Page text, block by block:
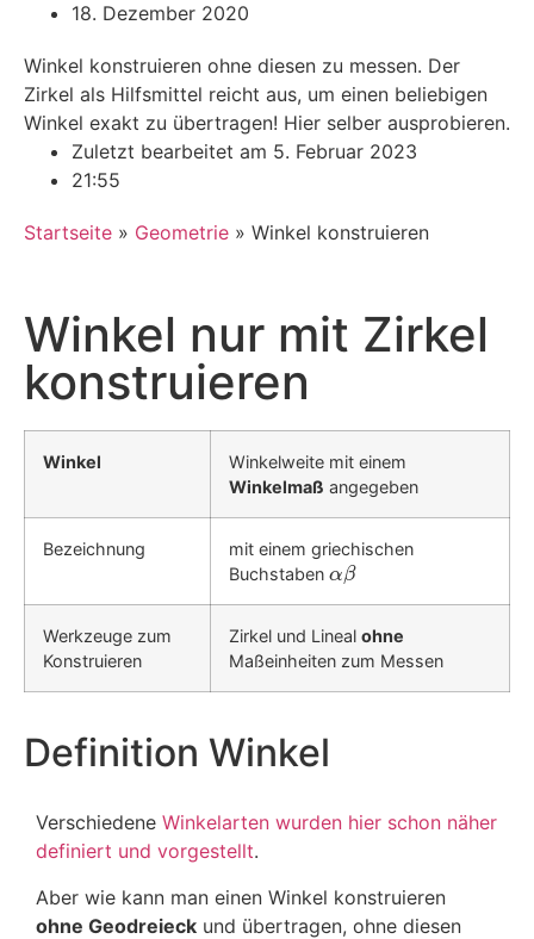
18. Dezember 2020
Winkel konstruieren ohne diesen zu messen. Der
Zirkel als Hilfsmittel reicht aus, um einen beliebigen
Winkel exakt zu übertragen! Hier selber ausprobieren.
Zuletzt bearbeitet am 5. Februar 2023
21:55
Startseite » Geometrie » Winkel konstruieren
Winkel nur mit Zirkel
konstruieren
Winkel
Winkelweite mit einem
Winkelmaß angegeben
Bezeichnung
mit einem griechischen
Buchstaben αβ
Werkzeuge zum
Konstruieren
Zirkel und Lineal ohne
Maßeinheiten zum Messen
Definition Winkel
Verschiedene Winkelarten wurden hier schon näher
definiert und vorgestellt.
Aber wie kann man einen Winkel konstruieren
ohne Geodreieck und übertragen, ohne diesen